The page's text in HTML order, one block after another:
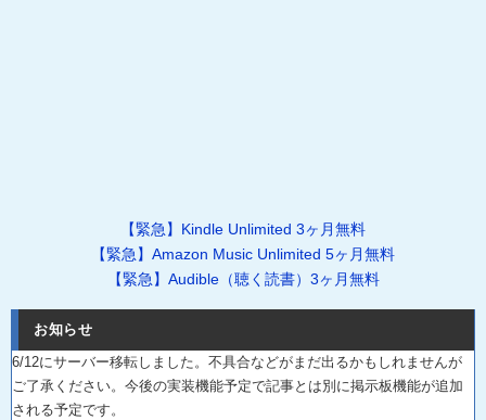
【緊急】Kindle Unlimited 3ヶ月無料
【緊急】Amazon Music Unlimited 5ヶ月無料
【緊急】Audible（聴く読書）3ヶ月無料
お知らせ
6/12にサーバー移転しました。不具合などがまだ出るかもしれませんが
ご了承ください。今後の実装機能予定で記事とは別に掲示板機能が追加
される予定です。